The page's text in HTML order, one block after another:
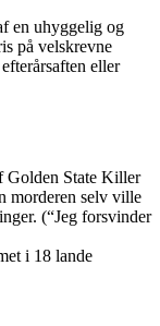
en uhyggelig og
på velskrevne
eller
Golden State Killer
morderen selv ville
(“Jeg forsvinder
i 18 lande